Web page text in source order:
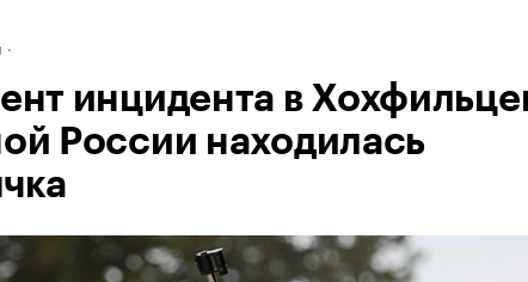
инцидента в
России находилась